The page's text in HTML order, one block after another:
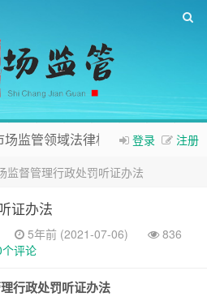
登录 注册
监管领域法律相关内容
监督管理行政处罚听证办法
证办法
5年前 (2021-07-06)
836
评论
行政处罚听证办法